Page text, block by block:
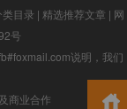
目录 | 精选推荐文章 | 网
号
说明，我们
商业合作